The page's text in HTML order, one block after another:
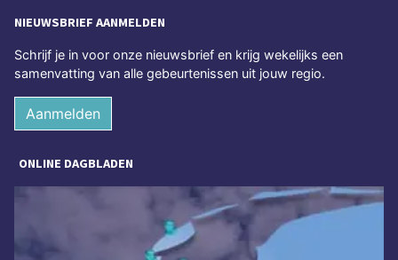
NIEUWSBRIEF AANMELDEN
Schrijf je in voor onze nieuwsbrief en krijg wekelijks een
samenvatting van alle gebeurtenissen uit jouw regio.
Aanmelden
ONLINE DAGBLADEN